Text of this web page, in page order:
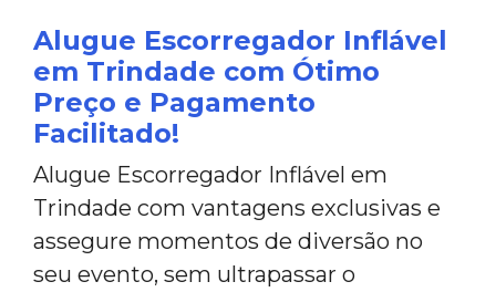
Alugue Escorregador Inflável
em Trindade com Ótimo
Preço e Pagamento
Facilitado!
Alugue Escorregador Inflável em
Trindade com vantagens exclusivas e
assegure momentos de diversão no
seu evento, sem ultrapassar o